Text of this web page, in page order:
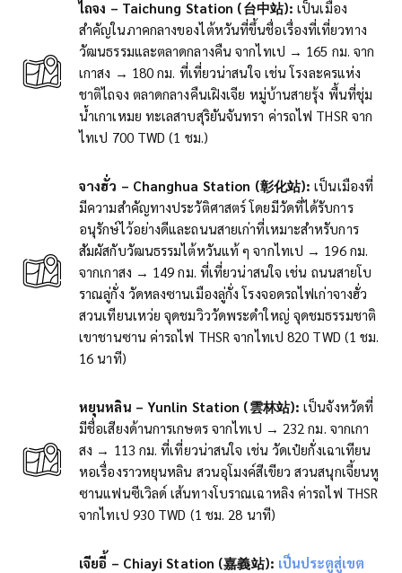
ไถจง – Taichung Station (台中站): เป็นเมือง
สำคัญในภาคกลางของไต้หวันที่ขึ้นชื่อเรื่องที่เที่ยวทาง
วัฒนธรรมและตลาดกลางคืน จากไทเป → 165 กม. จาก
เกาสง → 180 กม. ที่เที่ยวน่าสนใจ เช่น โรงละครแห่ง
ชาติไถจง ตลาดกลางคืนเฝิงเจีย หมู่บ้านสายรุ้ง พื้นที่ชุ่ม
น้ำเกาเหมย ทะเลสาบสุริยันจันทรา ค่ารถไฟ THSR จาก
ไทเป 700 TWD (1 ชม.)
จางฮั่ว – Changhua Station (彰化站): เป็นเมืองที่
มีความสำคัญทางประวัติศาสตร์ โดยมีวัดที่ได้รับการ
อนุรักษ์ไว้อย่างดีและถนนสายเก่าที่เหมาะสำหรับการ
สัมผัสกับวัฒนธรรมไต้หวันแท้ ๆ จากไทเป → 196 กม.
จากเกาสง → 149 กม. ที่เที่ยวน่าสนใจ เช่น ถนนสายโบ
ราณลู่กั่ง วัดหลงซานเมืองลู่กั่ง โรงจอดรถไฟเก่าจางฮั่ว
สวนเทียนเหว่ย จุดชมวิววัดพระดำใหญ่ จุดชมธรรมชาติ
เขาชานซาน ค่ารถไฟ THSR จากไทเป 820 TWD (1 ชม.
16 นาที)
หยุนหลิน – Yunlin Station (雲林站): เป็นจังหวัดที่
มีชื่อเสียงด้านการเกษตร จากไทเป → 232 กม. จากเกา
สง → 113 กม. ที่เที่ยวน่าสนใจ เช่น วัดเป๋ยกั่งเฉาเทียน
หอเรื่องราวหยุนหลิน สวนอุโมงค์สีเขียว สวนสนุกเจี้ยนหู
ซานแฟนซีเวิลด์ เส้นทางโบราณเฉาหลิง ค่ารถไฟ THSR
จากไทเป 930 TWD (1 ชม. 28 นาที)
เจียอี้ – Chiayi Station (嘉義站): เป็นประตูสู่เขต